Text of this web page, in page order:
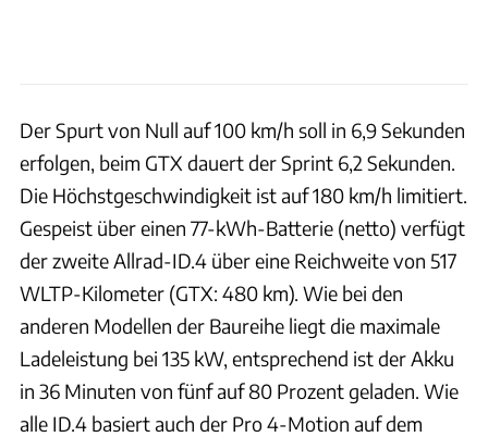
Der Spurt von Null auf 100 km/h soll in 6,9 Sekunden
erfolgen, beim GTX dauert der Sprint 6,2 Sekunden.
Die Höchstgeschwindigkeit ist auf 180 km/h limitiert.
Gespeist über einen 77-kWh-Batterie (netto) verfügt
der zweite Allrad-ID.4 über eine Reichweite von 517
WLTP-Kilometer (GTX: 480 km). Wie bei den
anderen Modellen der Baureihe liegt die maximale
Ladeleistung bei 135 kW, entsprechend ist der Akku
in 36 Minuten von fünf auf 80 Prozent geladen. Wie
alle ID.4 basiert auch der Pro 4-Motion auf dem